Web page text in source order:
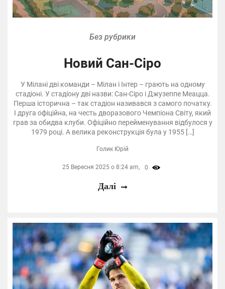
Без рубрики
Новий Сан-Сіро
У Мілані дві команди – Мілан і Інтер – грають на одному
стадіоні. У стадіону дві назви: Сан-Сіро і Джузеппе Меацца.
Перша історична – так стадіон називався з самого початку.
І друга офіційна, на честь дворазового Чемпіона Світу, який
грав за обидва клуби. Офіційно перейменування відбулося у
1979 році. А велика реконструкція була у 1955 […]
Голик Юрій
25 Вересня 2025 о 8:24 am, 0
Далі